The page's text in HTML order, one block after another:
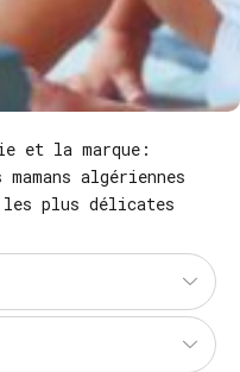
et la marque:
algériennes
les plus délicates